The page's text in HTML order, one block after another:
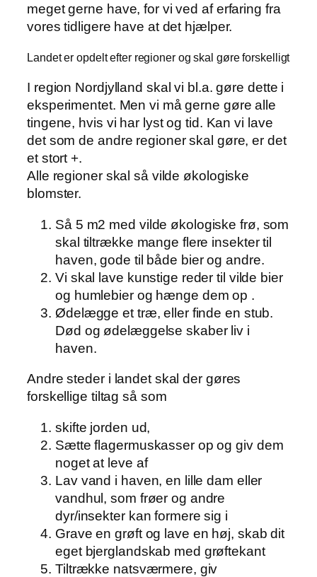
meget gerne have, for vi ved af erfaring fra
vores tidligere have at det hjælper.
Landet er opdelt efter regioner og skal gøre forskelligt
I region Nordjylland skal vi bl.a. gøre dette i
eksperimentet. Men vi må gerne gøre alle
tingene, hvis vi har lyst og tid. Kan vi lave
det som de andre regioner skal gøre, er det
et stort +.
Alle regioner skal så vilde økologiske
blomster.
Så 5 m2 med vilde økologiske frø, som
skal tiltrække mange flere insekter til
haven, gode til både bier og andre.
Vi skal lave kunstige reder til vilde bier
og humlebier og hænge dem op .
Ødelægge et træ, eller finde en stub.
Død og ødelæggelse skaber liv i
haven.
Andre steder i landet skal der gøres
forskellige tiltag så som
skifte jorden ud,
Sætte flagermuskasser op og giv dem
noget at leve af
Lav vand i haven, en lille dam eller
vandhul, som frøer og andre
dyr/insekter kan formere sig i
Grave en grøft og lave en høj, skab dit
eget bjerglandskab med grøftekant
Tiltrække natsværmere, giv